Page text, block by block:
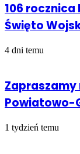
106
Święto
4 dni temu
Zapraszamy
Powiatowo-
1 tydzień temu